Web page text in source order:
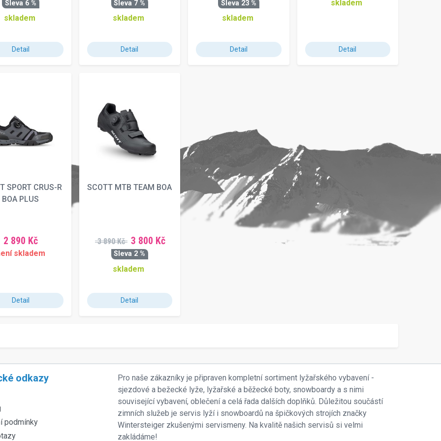
Sleva 6 %
skladem
Detail
Sleva 7 %
skladem
Detail
Sleva 23 %
skladem
Detail
skladem
Detail
SPORT CRUS-R
BOA PLUS
2 890 Kč
skladem
Detail
SCOTT MTB TEAM BOA
3 890 Kč 3 800 Kč
Sleva 2 %
skladem
Detail
odkazy
podmínky
Pro naše zákazníky je připraven kompletní sortiment lyžařského vybavení -
sjezdové a bežecké lyže, lyžařské a běžecké boty, snowboardy a s nimi
související vybavení, oblečení a celá řada dalších doplňků. Důležitou součástí
zimních služeb je servis lyží i snowboardů na špičkových strojích značky
Wintersteiger zkušenými servismeny. Na kvalitě našich servisů si velmi
zakládáme!